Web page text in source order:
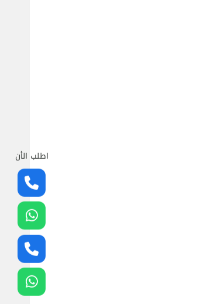
اطلب الأن